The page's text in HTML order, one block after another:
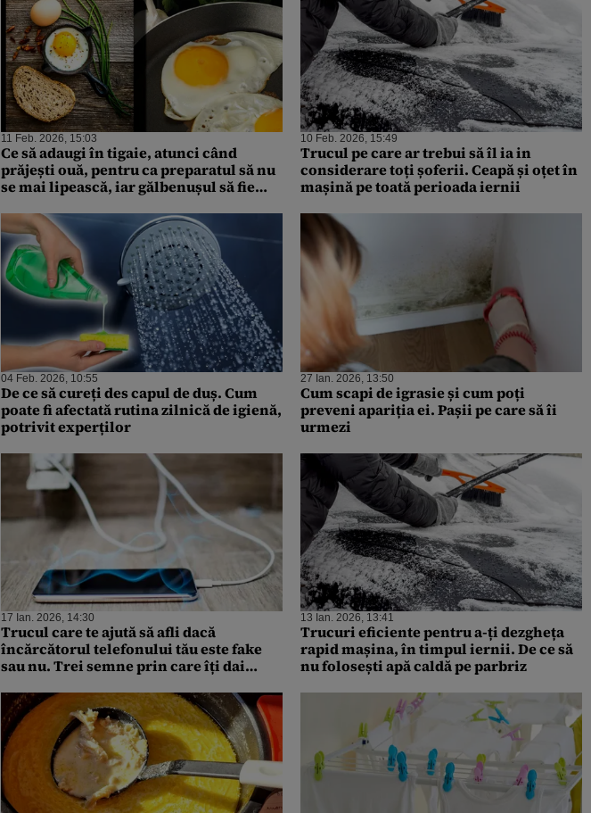
11 Feb. 2026, 15:03
Ce să adaugi în tigaie, atunci când
prăjești ouă, pentru ca preparatul să nu
se mai lipească, iar gălbenușul să fie
10 Feb. 2026, 15:49
Trucul pe care ar trebui să îl ia in
considerare toți șoferii. Ceapă și oțet în
mașină pe toată perioada iernii
04 Feb. 2026, 10:55
De ce să cureți des capul de duș. Cum
poate fi afectată rutina zilnică de igienă,
potrivit experților
27 Ian. 2026, 13:50
Cum scapi de igrasie și cum poți
preveni apariția ei. Pașii pe care să îi
urmezi
17 Ian. 2026, 14:30
Trucul care te ajută să afli dacă
încărcătorul telefonului tău este fake
sau nu. Trei semne prin care îți dai
13 Ian. 2026, 13:41
Trucuri eficiente pentru a-ți dezgheța
rapid mașina, în timpul iernii. De ce să
nu folosești apă caldă pe parbriz